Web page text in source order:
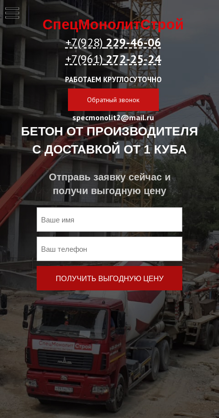
СпецМонолитСтрой
+7(928) 229-46-06
+7(961)272-25-24
РАБОТАЕМ КРУГЛОСУТОЧНО
Обратный звонок
specmonolit2@mail.ru
БЕТОН ОТ ПРОИЗВОДИТЕЛЯ
С ДОСТАВКОЙ ОТ 1 КУБА
Отправь заявку сейчас и
получи выгодную цену
ПОЛУЧИТЬ ВЫГОДНУЮ ЦЕНУ